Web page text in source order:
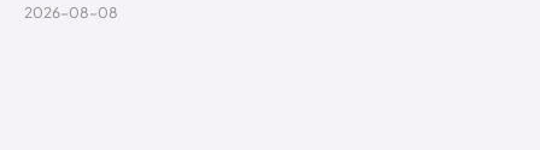
2026-08-08